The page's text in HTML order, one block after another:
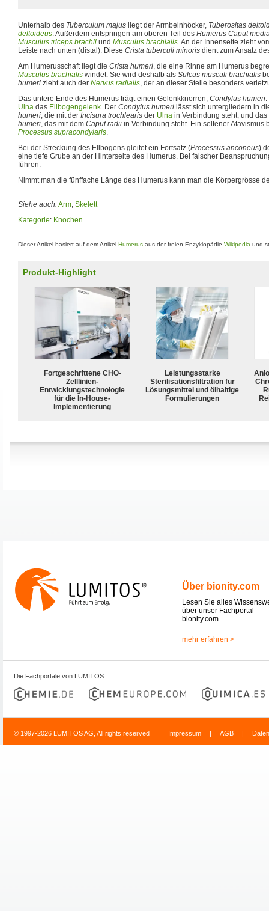
Unterhalb des Tuberculum majus liegt der Armbeinhöcker, Tuberositas
deltoideus. Außerdem entspringen am oberen Teil des Humerus Caput
Musculus triceps brachii und Musculus brachialis. An der Innenseite zieht
Leiste nach unten (distal). Diese Crista tuberculi minoris dient zum Ansatz
Am Humerusschaft liegt die Crista humeri, die eine Rinne am Humerus
Musculus brachialis windet. Sie wird deshalb als Sulcus musculi brachialis
humeri zieht auch der Nervus radialis, der an dieser Stelle besonders
Das untere Ende des Humerus trägt einen Gelenkknorren, Condylus humeri
Ulna das Ellbogengelenk. Der Condylus humeri lässt sich untergliedern in
humeri, die mit der Incisura trochlearis der Ulna in Verbindung steht, und
humeri, das mit dem Caput radii in Verbindung steht. Ein seltener Atavismus
Processus supracondylaris.
Bei der Streckung des Ellbogens gleitet ein Fortsatz (Processus anconeus)
eine tiefe Grube an der Hinterseite des Humerus. Bei falscher
führen.
Nimmt man die fünffache Länge des Humerus kann man die Körpergrösse
Siehe auch:Arm, Skelett
Kategorie: Knochen
Dieser Artikel basiert auf dem Artikel Humerus aus der freien Enzyklopädie Wikipedia und
Produkt-Highlight
Fortgeschrittene CHO-
Zelllinien-
Entwicklungstechnologie
für die In-House-
Implementierung
Leistungsstarke
Sterilisationsfiltration für
Lösungsmittel und ölhaltige
Formulierungen
Über bionity.com
Lesen Sie alles
über unser Fachportal
bionity.com.
mehr erfahren >
Die Fachportale von LUMITOS
© 1997-2026 LUMITOS AG, All rights reserved Impressum | AGB |